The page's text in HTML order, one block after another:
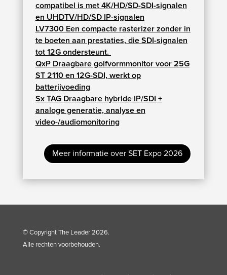
compatibel is met 4K/HD/SD-SDI-signalen
en UHDTV/HD/SD IP-signalen
LV7300 Een compacte rasterizer zonder in
te boeten aan prestaties, die SDI-signalen
tot 12G ondersteunt.
QxP Draagbare golfvormmonitor voor 25G
ST 2110 en 12G-SDI, werkt op
batterijvoeding
Sx TAG Draagbare hybride IP/SDI +
analoge generatie, analyse en
video-/audiomonitoring
Meer informatie over SET Expo 2026
© Copyright The Leader 2026.
Alle rechten voorbehouden.